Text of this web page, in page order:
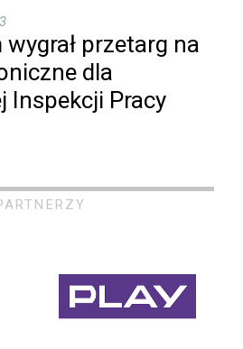
wygrał przetarg na
dla
Inspekcji Pracy